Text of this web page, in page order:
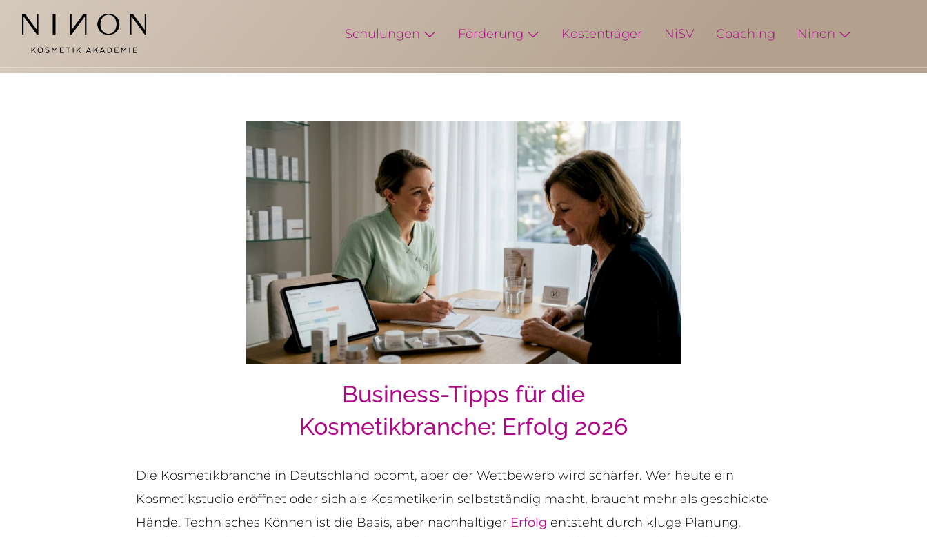
Schulungen Förderung Kostenträger NiSV Coaching Ninon
Business-Tipps für die
Kosmetikbranche: Erfolg 2026
Die Kosmetikbranche in Deutschland boomt, aber der Wettbewerb wird schärfer. Wer heute ein
Kosmetikstudio eröffnet oder sich als Kosmetikerin selbstständig macht, braucht mehr als geschickte
Hände. Technisches Können ist die Basis, aber nachhaltiger Erfolg entsteht durch kluge Planung,